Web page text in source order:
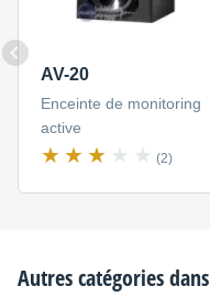
AV-20
Enceinte de monitoring
active
(2)
Autres catégories dans